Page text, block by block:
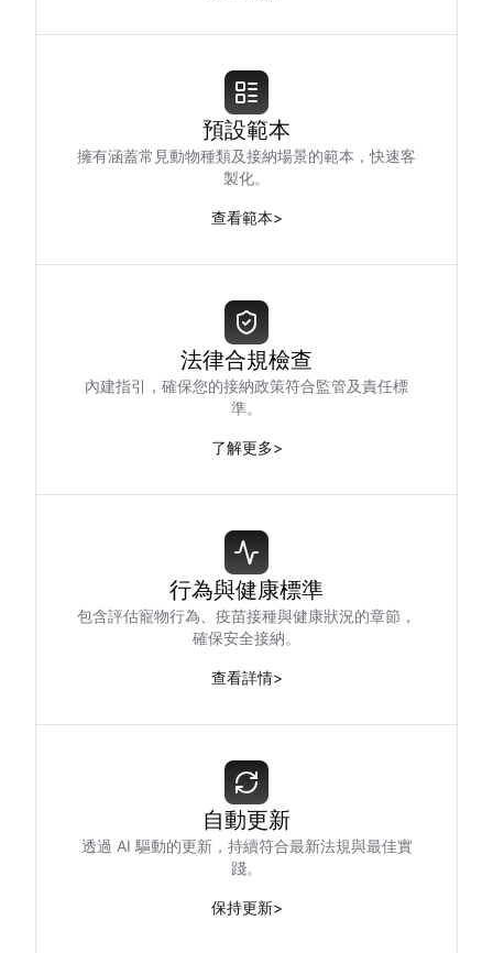
預設範本
擁有涵蓋常見動物種類及接納場景的範本，快速客
製化。
查看範本>
法律合規檢查
內建指引，確保您的接納政策符合監管及責任標
準。
了解更多>
行為與健康標準
包含評估寵物行為、疫苗接種與健康狀況的章節，
確保安全接納。
查看詳情>
自動更新
透過 AI 驅動的更新，持續符合最新法規與最佳實
踐。
保持更新>